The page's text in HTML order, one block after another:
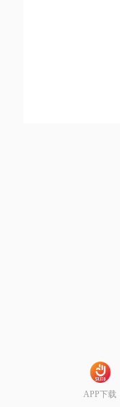
APP下载